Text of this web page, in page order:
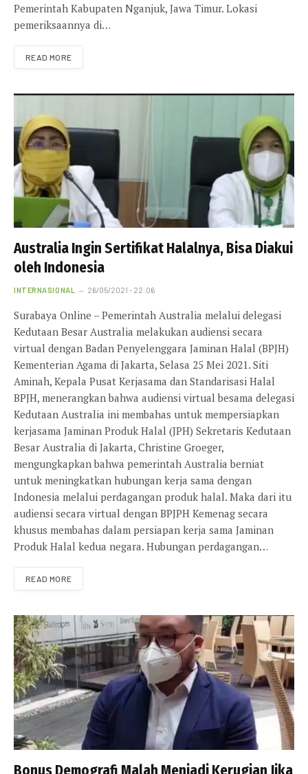
Pemerintah Kabupaten Nganjuk, Jawa Timur. Lokasi
pemeriksaannya di…
READ MORE
Australia Ingin Sertifikat Halalnya, Bisa Diakui
oleh Indonesia
INTERNASIONAL 26/05/2021 - 22:06
Surabaya Online – Pemerintah Australia melalui delegasi
Kedutaan Besar Australia melakukan audiensi secara
virtual dengan Badan Penyelenggara Jaminan Halal (BPJH)
Kementerian Agama di Jakarta, Selasa 25 Mei 2021. Siti
Aminah, Kepala Pusat Kerjasama dan Standarisasi Halal
BPJH, menerangkan bahwa audiensi virtual besama delegasi
Kedutaan Australia ini membahas untuk mempersiapkan
kerjasama Jaminan Produk Halal (JPH) Sekretaris Kedutaan
Besar Australia di Jakarta, Christine Groeger,
mengungkapkan bahwa pemerintah Australia berniat
untuk meningkatkan hubungan kerja sama dengan
Indonesia melalui perdagangan produk halal. Maka dari itu
audiensi secara virtual dengan BPJPH Kemenag secara
khusus membahas dalam persiapan kerja sama Jaminan
Produk Halal kedua negara. Hubungan perdagangan…
READ MORE
Bonus Demografi Malah Menjadi Kerugian Jika